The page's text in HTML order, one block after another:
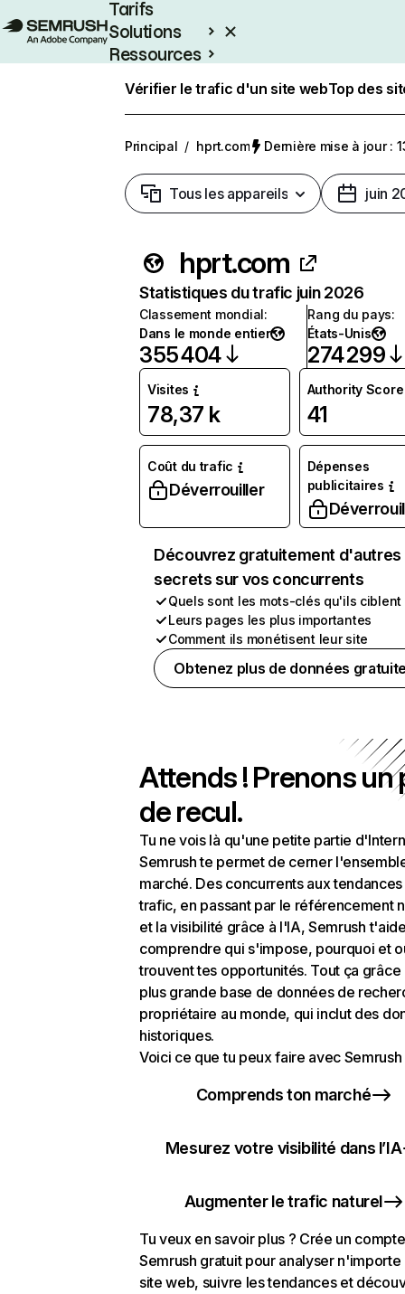
Tarifs
Solutions
Ressources
Vérifier le trafic d'un site webTop des
Principal / hprt.com Dernière mise à jour :
Tous les appareils juin
hprt.com
Statistiques du trafic juin 2026
Classement mondial:
Dans le monde entier
355 404
Rang du pays:
États-Unis
274 299
Visites
78,37 k
Authority Score
41
Coût du trafic
Déverrouiller
Dépenses
publicitaires
Découvrez gratuitement d'autres
secrets sur vos concurrents
Quels sont les mots-clés qu'ils ciblent
Leurs pages les plus importantes
Comment ils monétisent leur site
Obtenez plus de données
Attends ! Prenons un
de recul.
Tu ne vois là qu'une petite partie
Semrush te permet de cerner
marché. Des concurrents aux
trafic, en passant par le référencement
et la visibilité grâce à l'IA, Semrush
comprendre qui s'impose, pourquoi et
trouvent tes opportunités. Tout ça grâce
plus grande base de données de
propriétaire au monde, qui inclut des
historiques.
Voici ce que tu peux faire avec Semrush
Comprends ton marché
Mesurez votre visibilité dans l’IA
Augmenter le trafic naturel
Tu veux en savoir plus ? Crée un compte
Semrush gratuit pour analyser n'importe
site web, suivre les tendances et